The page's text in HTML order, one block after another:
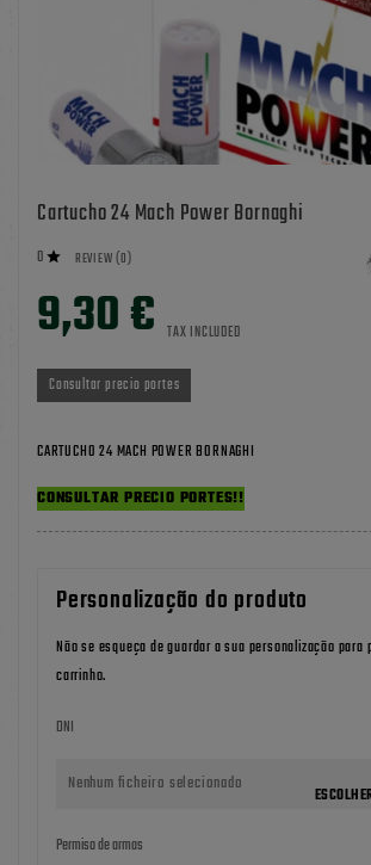
Cartucho 24 Mach Power Bornaghi
0  REVIEW (0)
9,30 € TAX INCLUDED
Consultar precio portes
CARTUCHO 24 MACH POWER BORNAGHI
CONSULTAR PRECIO PORTES!!
Personalização do produto
Não se esqueça de guardar a sua personalização para
carrinho.
DNI
Nenhum ficheiro selecionado
Permiso de armas